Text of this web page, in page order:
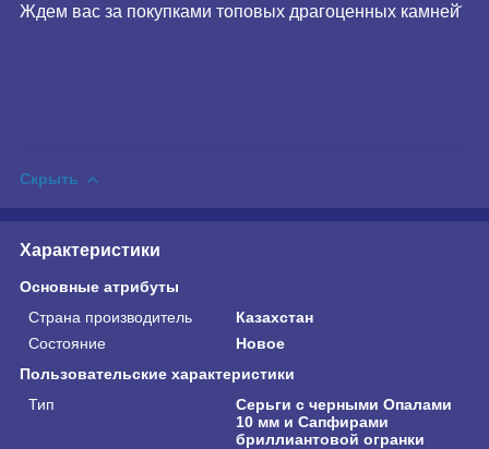
Ждем вас за покупками топовых драгоценных камней̆
Скрыть
Характеристики
Основные атрибуты
Страна производитель
Казахстан
Состояние
Новое
Пользовательские характеристики
Тип
Серьги с черными Опалами
10 мм и Сапфирами
бриллиантовой огранки